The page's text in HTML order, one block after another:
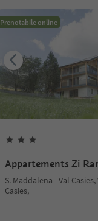
Prenotabile online
Appartements Zi
S. Maddalena - Val
Casies,